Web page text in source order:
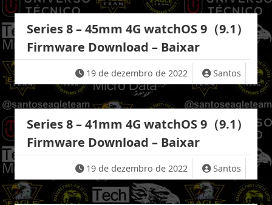
Series 8 – 45mm 4G watchOS 9（9.1）
Firmware Download – Baixar
19 de dezembro de 2022 Santos
Series 8 – 41mm 4G watchOS 9（9.1）
Firmware Download – Baixar
19 de dezembro de 2022 Santos